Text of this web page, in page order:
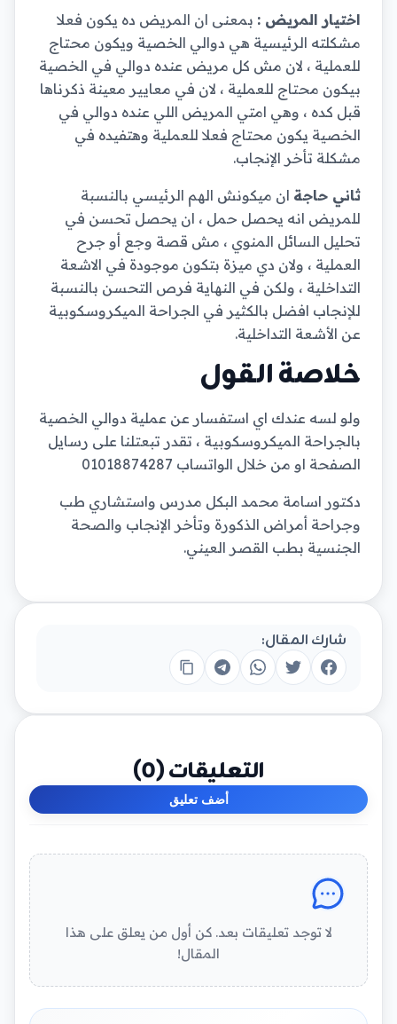
اختيار المريض : بمعنى ان المريض ده يكون فعلا
مشكلته الرئيسية هي دوالي الخصية ويكون محتاج
للعملية ، لان مش كل مريض عنده دوالي في الخصية
بيكون محتاج للعملية ، لان في معايير معينة ذكرناها
قبل كده ، وهي امتي المريض اللي عنده دوالي في
الخصية يكون محتاج فعلا للعملية وهتفيده في
مشكلة تأخر الإنجاب.
ثاني حاجة ان ميكونش الهم الرئيسي بالنسبة
للمريض انه يحصل حمل ، ان يحصل تحسن في
تحليل السائل المنوي ، مش قصة وجع أو جرح
العملية ، ولان دي ميزة بتكون موجودة في الاشعة
التداخلية ، ولكن في النهاية فرص التحسن بالنسبة
للإنجاب افضل بالكثير في الجراحة الميكروسكوبية
عن الأشعة التداخلية.
خلاصة القول
ولو لسه عندك اي استفسار عن عملية دوالي الخصية
بالجراحة الميكروسكوبية ، تقدر تبعتلنا على رسايل
الصفحة او من خلال الواتساب 01018874287
دكتور اسامة محمد البكل مدرس واستشاري طب
وجراحة أمراض الذكورة وتأخر الإنجاب والصحة
الجنسية بطب القصر العيني.
شارك المقال:
التعليقات (0
)
أضف تعليق
لا توجد تعليقات بعد. كن أول من يعلق على هذا
المقال!